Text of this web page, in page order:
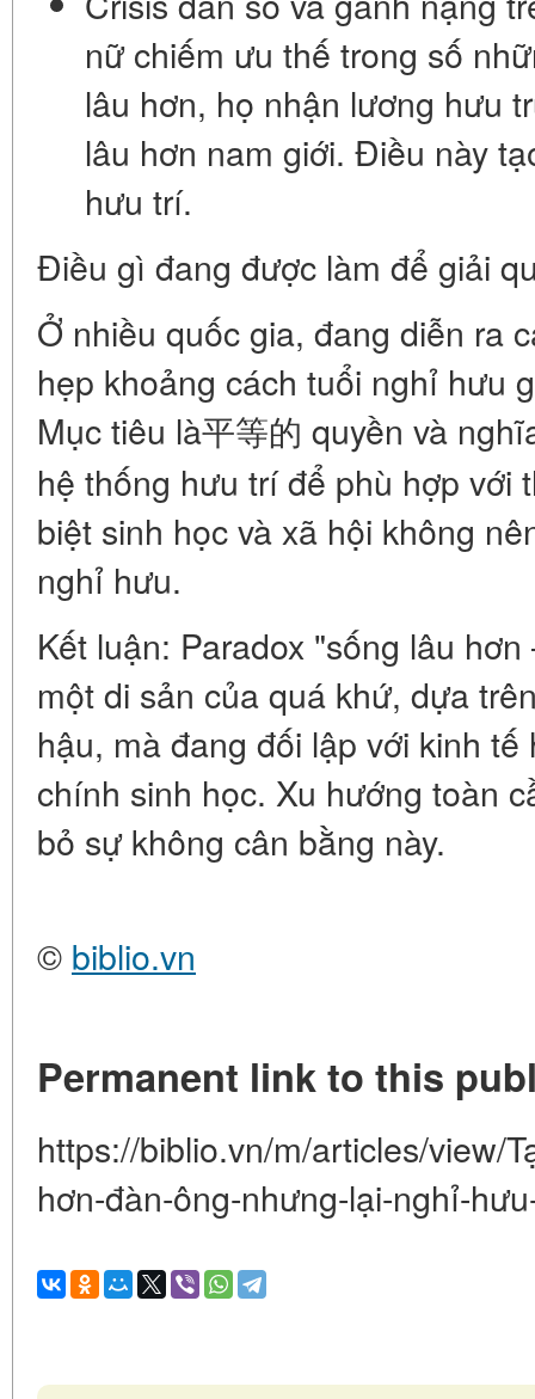
nữ chiếm ưu thế trong số
lâu hơn, họ nhận lương hưu
lâu hơn nam giới. Điều này
hưu trí.
Điều gì đang được làm để giải
Ở nhiều quốc gia, đang diễn ra
hẹp khoảng cách tuổi nghỉ hưu
Mục tiêu là平等的 quyền và
hệ thống hưu trí để phù hợp với
biệt sinh học và xã hội không
nghỉ hưu.
Kết luận: Paradox "sống lâu
một di sản của quá khứ, dựa
hậu, mà đang đối lập với kinh
chính sinh học. Xu hướng toàn
bỏ sự không cân bằng này.
© biblio.vn
Permanent link to this
https://biblio.vn/m/articles/view/
hơn-đàn-ông-nhưng-lại-nghỉ-